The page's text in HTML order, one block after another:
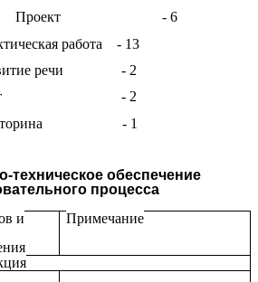
- 6
работа - 13
речи - 2
- 2
- 1
техническое обеспечение
процесса
и
Примечание